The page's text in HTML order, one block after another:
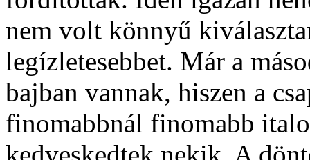
nem volt könnyű
legízletesebbet. Már a
bajban vannak, hiszen a
finomabbnál finomabb
kedveskedtek nekik. A